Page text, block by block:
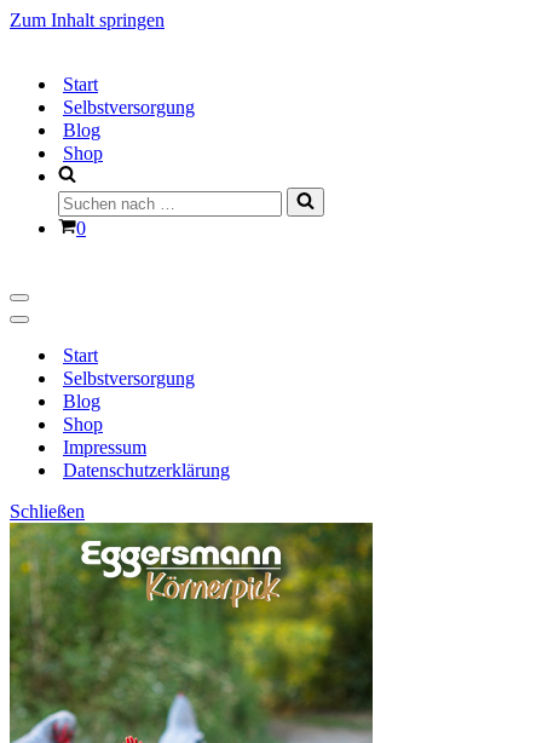
Zum Inhalt springen
Start
Selbstversorgung
Blog
Shop
Suchen
nach …
Warenkorb
0
Navigationsmenü
Navigationsmenü
Start
Selbstversorgung
Blog
Shop
Impressum
Datenschutzerklärung
Schließen